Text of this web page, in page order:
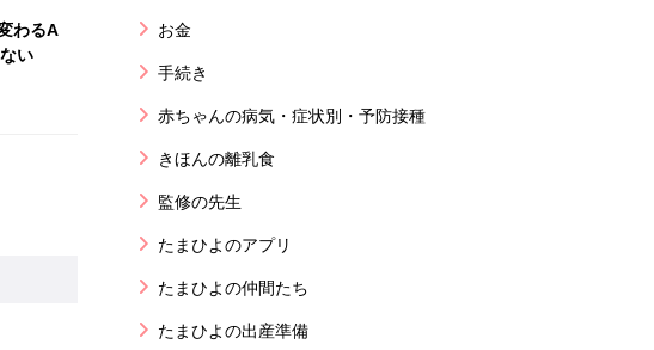
わるA
い
お金
手続き
赤ちゃんの病気・症状別・予防接種
きほんの離乳食
監修の先生
たまひよのアプリ
たまひよの仲間たち
たまひよの出産準備